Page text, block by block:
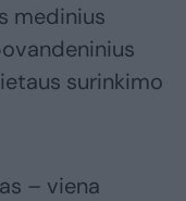
medinius
surinkimo
– viena